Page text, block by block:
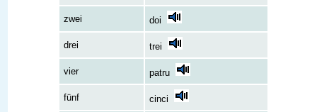
zwei doi
drei trei
vier patru
fünf cinci